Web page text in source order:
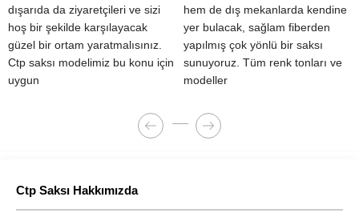
dışarıda da ziyaretçileri ve sizi
hoş bir şekilde karşılayacak
güzel bir ortam yaratmalısınız.
Ctp saksı modelimiz bu konu için
uygun
hem de dış mekanlarda kendine
yer bulacak, sağlam fiberden
yapılmış çok yönlü bir saksı
sunuyoruz. Tüm renk tonları ve
modeller
Ctp Saksı Hakkımızda